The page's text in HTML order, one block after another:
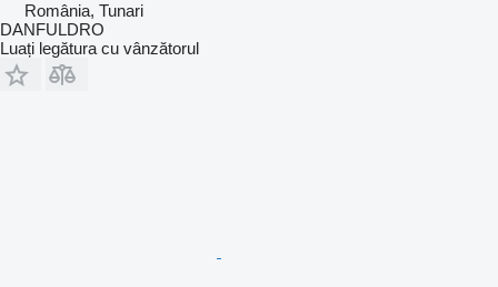
România, Tunari
DANFULDRO
Luați legătura cu vânzătorul